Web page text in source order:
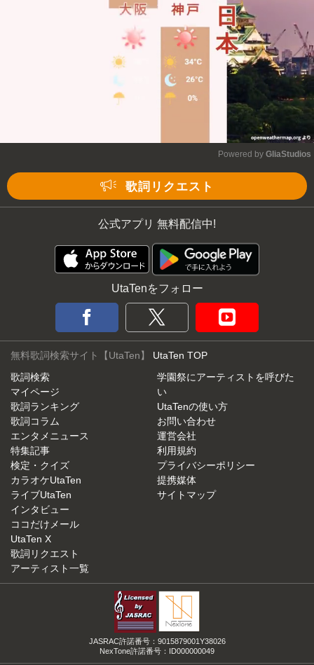
Powered by GliaStudios
歌詞リクエスト
公式アプリ 無料配信中!
UtaTenをフォロー
無料歌詞検索サイト【UtaTen】 UtaTen TOP
歌詞検索
マイページ
歌詞ランキング
歌詞コラム
エンタメニュース
特集記事
検定・クイズ
カラオケUtaTen
ライブUtaTen
インタビュー
ココだけメール
UtaTen X
歌詞リクエスト
アーティスト一覧
学園祭にアーティストを呼びた
い
UtaTenの使い方
お問い合わせ
運営会社
利用規約
プライバシーポリシー
提携媒体
サイトマップ
JASRAC許諾番号：9015879001Y38026
NexTone許諾番号：ID000000049